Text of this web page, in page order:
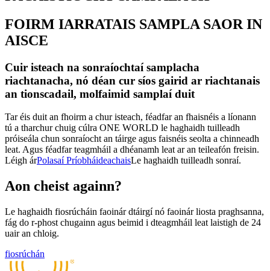
FOIRM IARRATAIS SAMPLA SAOR IN
AISCE
Cuir isteach na sonraíochtaí samplacha
riachtanacha, nó déan cur síos gairid ar riachtanais
an tionscadail, molfaimid samplaí duit
Tar éis duit an fhoirm a chur isteach, féadfar an fhaisnéis a líonann
tú a tharchur chuig cúlra ONE WORLD le haghaidh tuilleadh
próiseála chun sonraíocht an táirge agus faisnéis seolta a chinneadh
leat. Agus féadfar teagmháil a dhéanamh leat ar an teileafón freisin.
Léigh árPolasaí PríobháideachaisLe haghaidh tuilleadh sonraí.
Aon cheist againn?
Le haghaidh fiosrúcháin faoinár dtáirgí nó faoinár liosta praghsanna,
fág do r-phost chugainn agus beimid i dteagmháil leat laistigh de 24
uair an chloig.
fiosrúchán